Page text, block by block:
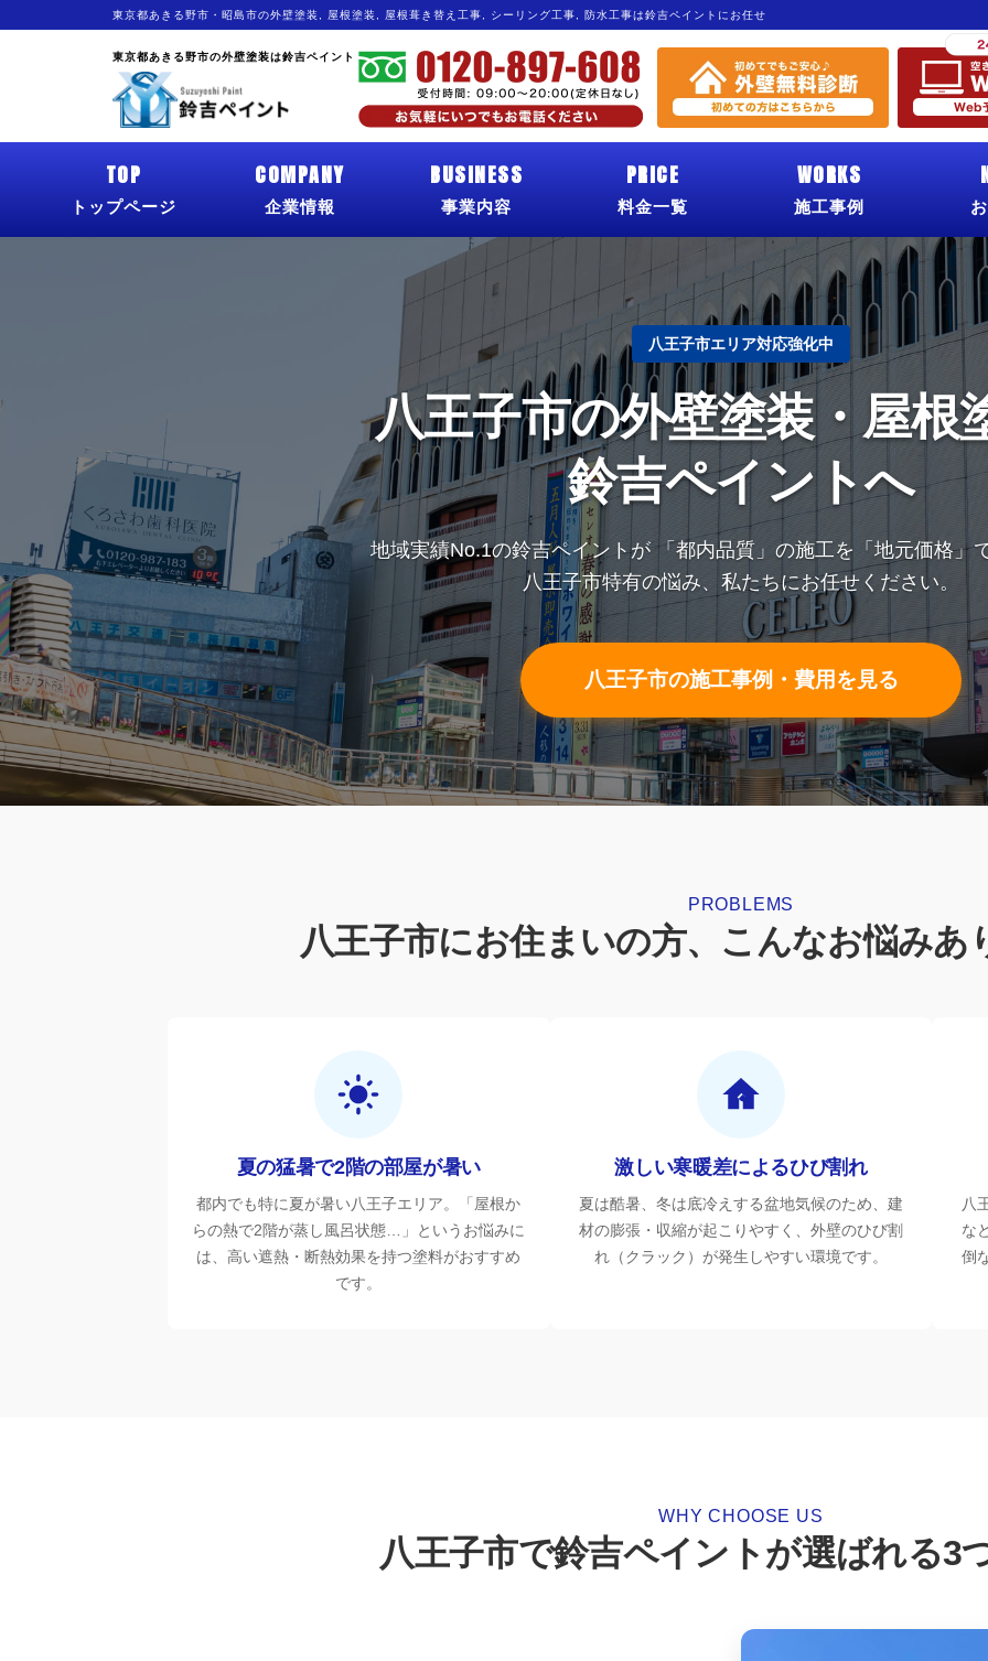
東京都あきる野市・昭島市の外壁塗装, 屋根塗装, 屋根葺き替え工事, シーリング工事, 防水工事は鈴吉ペイントにお任せ
東京都あきる野市の外壁塗装は鈴吉ペイント
TOP
トップページ
COMPANY
企業情報
BUSINESS
事業内容
PRICE
料金一覧
WORKS
施工事例
八王子市エリア対応強化中
八王子市の外壁塗装・屋根
鈴吉ペイントへ
地域実績No.1の鈴吉ペイントが「都内品質」の施工を「地元価格」
八王子市特有の悩み、私たちにお任せください。
八王子市の施工事例・費用を見る
PROBLEMS
八王子市にお住まいの方、 こんなお悩みあ
夏の猛暑で2階の部屋が暑い
都内でも特に夏が暑い八王子エリア。「屋根か
らの熱で2階が蒸し風呂状態…」というお悩みに
は、高い遮熱・断熱効果を持つ塗料がおすすめ
です。
激しい寒暖差によるひび割れ
夏は酷暑、冬は底冷えする盆地気候のため、建
材の膨張・収縮が起こりやすく、外壁のひび割
れ（クラック）が発生しやすい環境です。
八
な
倒
WHY CHOOSE US
八王子市で鈴吉ペイントが選ばれる3